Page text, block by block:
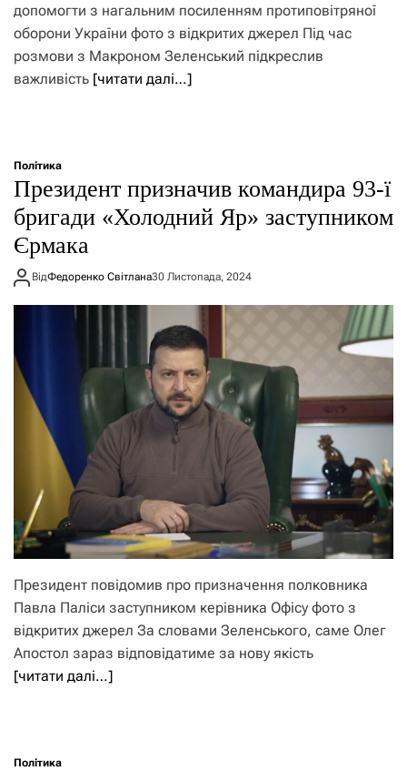
допомогти з нагальним посиленням протиповітряної
оборони України фото з відкритих джерел Під час
розмови з Макроном Зеленський підкреслив
важливість [читати далі…]
Політика
Президент призначив командира 93-ї
бригади «Холодний Яр» заступником
Єрмака
ВідФедоренко Світлана30 Листопада, 2024
Президент повідомив про призначення полковника
Павла Паліси заступником керівника Офісу фото з
відкритих джерел За словами Зеленського, саме Олег
Апостол зараз відповідатиме за нову якість
[читати далі…]
Політика